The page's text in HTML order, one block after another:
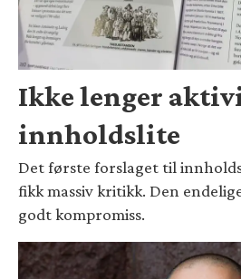
Ikke lenger
innholdslite
Det første forslaget til
fikk massiv kritikk. Den
godt kompromiss.